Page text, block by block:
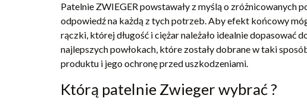
Patelnie ZWIEGER powstawały z myślą o
odpowiedź na każdą z tych potrzeb. Aby efekt końcowy
rączki, której długość i ciężar należało idealnie
najlepszych powłokach, które zostały dobrane w taki
produktu i jego ochronę przed uszkodzeniami.
Którą patelnie Zwieger wybrać ?